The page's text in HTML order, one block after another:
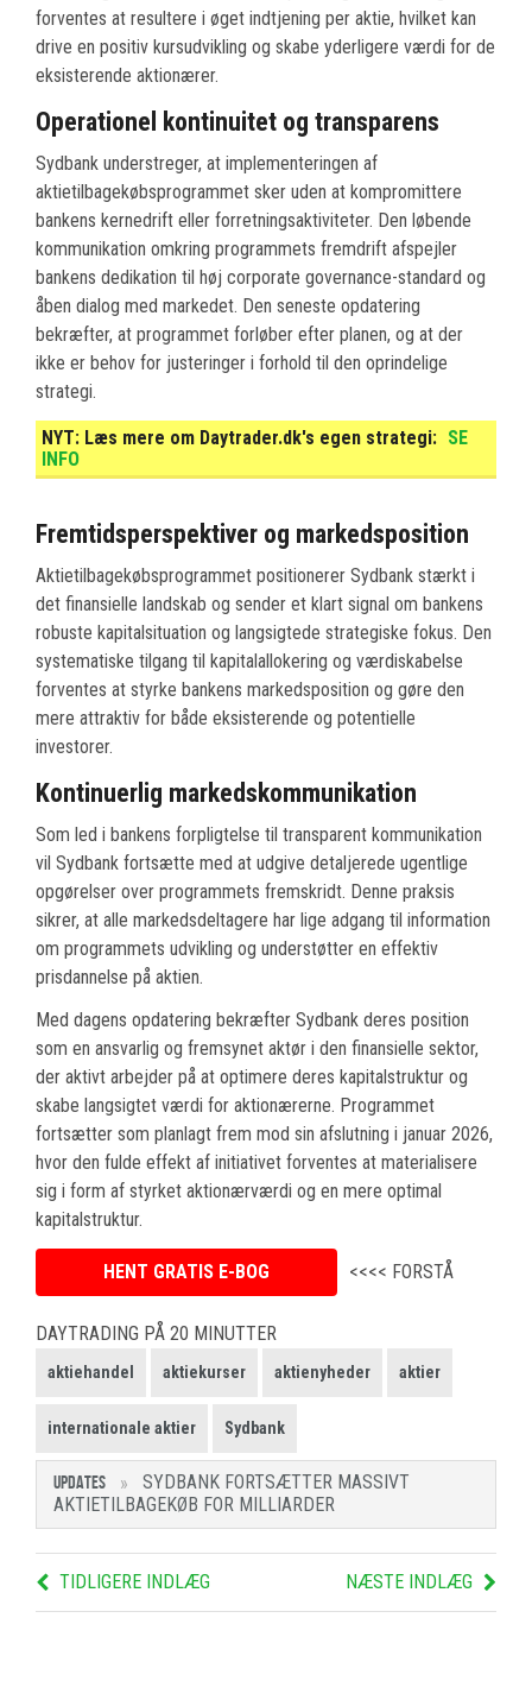
forventes at resultere i øget indtjening per aktie, hvilket kan
drive en positiv kursudvikling og skabe yderligere værdi for de
eksisterende aktionærer.
Operationel kontinuitet og transparens
Sydbank understreger, at implementeringen af
aktietilbagekøbsprogrammet sker uden at kompromittere
bankens kernedrift eller forretningsaktiviteter. Den løbende
kommunikation omkring programmets fremdrift afspejler
bankens dedikation til høj corporate governance-standard og
åben dialog med markedet. Den seneste opdatering
bekræfter, at programmet forløber efter planen, og at der
ikke er behov for justeringer i forhold til den oprindelige
strategi.
NYT: Læs mere om Daytrader.dk's egen strategi: SE
INFO
Fremtidsperspektiver og markedsposition
Aktietilbagekøbsprogrammet positionerer Sydbank stærkt i
det finansielle landskab og sender et klart signal om bankens
robuste kapitalsituation og langsigtede strategiske fokus. Den
systematiske tilgang til kapitalallokering og værdiskabelse
forventes at styrke bankens markedsposition og gøre den
mere attraktiv for både eksisterende og potentielle
investorer.
Kontinuerlig markedskommunikation
Som led i bankens forpligtelse til transparent kommunikation
vil Sydbank fortsætte med at udgive detaljerede ugentlige
opgørelser over programmets fremskridt. Denne praksis
sikrer, at alle markedsdeltagere har lige adgang til information
om programmets udvikling og understøtter en effektiv
prisdannelse på aktien.
Med dagens opdatering bekræfter Sydbank deres position
som en ansvarlig og fremsynet aktør i den finansielle sektor,
der aktivt arbejder på at optimere deres kapitalstruktur og
skabe langsigtet værdi for aktionærerne. Programmet
fortsætter som planlagt frem mod sin afslutning i januar 2026,
hvor den fulde effekt af initiativet forventes at materialisere
sig i form af styrket aktionærværdi og en mere optimal
kapitalstruktur.
HENT GRATIS E-BOG <<<< FORSTÅ
DAYTRADING PÅ 20 MINUTTER
aktiehandel aktiekurser aktienyheder aktier
internationale aktier Sydbank
UPDATES
SYDBANK FORTSÆTTER MASSIVT
AKTIETILBAGEKØB FOR MILLIARDER
TIDLIGERE INDLÆG NÆSTE INDLÆG